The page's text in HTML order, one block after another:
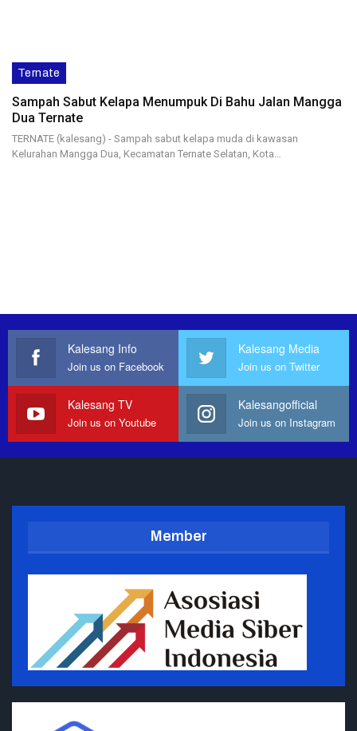
Ternate
Sampah Sabut Kelapa Menumpuk Di Bahu Jalan Mangga
Dua Ternate
TERNATE (kalesang) - Sampah sabut kelapa muda di kawasan
Kelurahan Mangga Dua, Kecamatan Ternate Selatan, Kota…
Kalesang Info
Join us on Facebook
Kalesang Media
Join us on Twitter
Kalesang TV
Join us on Youtube
Kalesangofficial
Join us on Instagram
Member